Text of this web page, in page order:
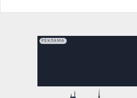
РЕКЛАМА